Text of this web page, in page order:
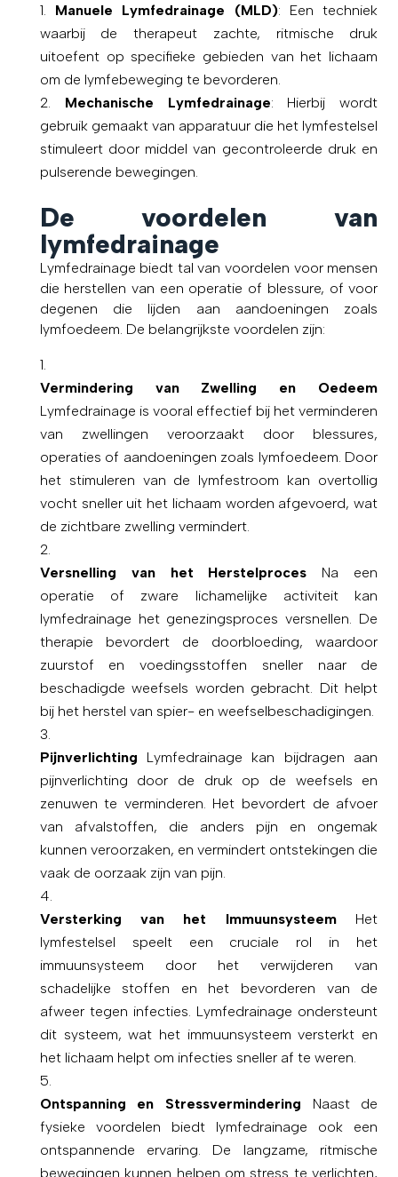
Manuele Lymfedrainage (MLD): Een techniek
waarbij de therapeut zachte, ritmische druk
uitoefent op specifieke gebieden van het lichaam
om de lymfebeweging te bevorderen.
Mechanische Lymfedrainage: Hierbij wordt
gebruik gemaakt van apparatuur die het lymfestelsel
stimuleert door middel van gecontroleerde druk en
pulserende bewegingen.
De voordelen van
lymfedrainage
Lymfedrainage biedt tal van voordelen voor mensen
die herstellen van een operatie of blessure, of voor
degenen die lijden aan aandoeningen zoals
lymfoedeem. De belangrijkste voordelen zijn:
Vermindering van Zwelling en Oedeem
Lymfedrainage is vooral effectief bij het verminderen
van zwellingen veroorzaakt door blessures,
operaties of aandoeningen zoals lymfoedeem. Door
het stimuleren van de lymfestroom kan overtollig
vocht sneller uit het lichaam worden afgevoerd, wat
de zichtbare zwelling vermindert.
Versnelling van het Herstelproces Na een
operatie of zware lichamelijke activiteit kan
lymfedrainage het genezingsproces versnellen. De
therapie bevordert de doorbloeding, waardoor
zuurstof en voedingsstoffen sneller naar de
beschadigde weefsels worden gebracht. Dit helpt
bij het herstel van spier- en weefselbeschadigingen.
Pijnverlichting Lymfedrainage kan bijdragen aan
pijnverlichting door de druk op de weefsels en
zenuwen te verminderen. Het bevordert de afvoer
van afvalstoffen, die anders pijn en ongemak
kunnen veroorzaken, en vermindert ontstekingen die
vaak de oorzaak zijn van pijn.
Versterking van het ImmuunsysteemHet
lymfestelsel speelt een cruciale rol in het
immuunsysteem door het verwijderen van
schadelijke stoffen en het bevorderen van de
afweer tegen infecties. Lymfedrainage ondersteunt
dit systeem, wat het immuunsysteem versterkt en
het lichaam helpt om infecties sneller af te weren.
Ontspanning en Stressvermindering Naast de
fysieke voordelen biedt lymfedrainage ook een
ontspannende ervaring. De langzame, ritmische
bewegingen kunnen helpen om stress te verlichten,